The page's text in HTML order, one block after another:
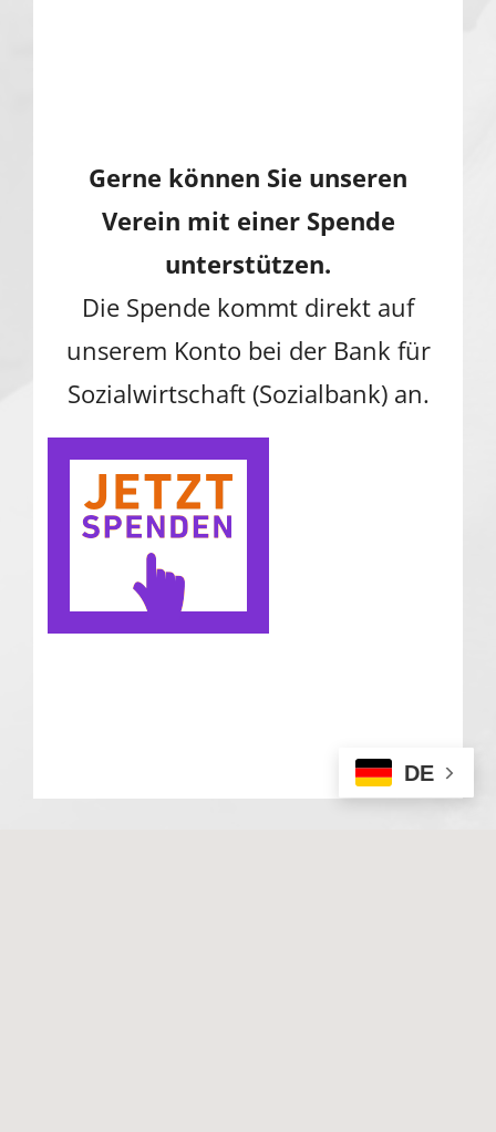
Gerne können Sie unseren
Verein mit einer Spende
unterstützen.
Die Spende kommt direkt auf
unserem Konto bei der Bank für
Sozialwirtschaft (Sozialbank) an.
DE